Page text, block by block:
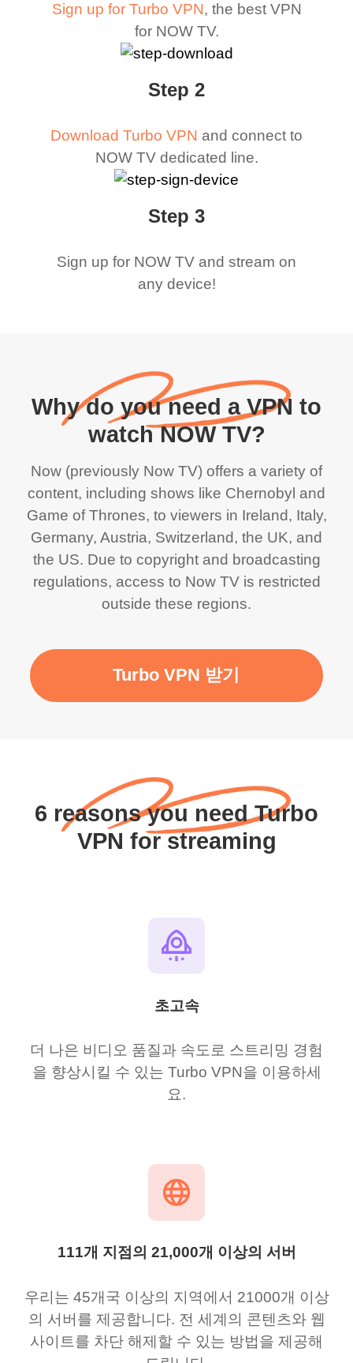
Sign up for Turbo VPN, the best VPN
for NOW TV.
Step 2
Download Turbo VPN and connect to
NOW TV dedicated line.
Step 3
Sign up for NOW TV and stream on
any device!
Why do you need a VPN to
watch NOW TV?
Now (previously Now TV) offers a variety of
content, including shows like Chernobyl and
Game of Thrones, to viewers in Ireland, Italy,
Germany, Austria, Switzerland, the UK, and
the US. Due to copyright and broadcasting
regulations, access to Now TV is restricted
outside these regions.
Turbo VPN 받기
6 reasons you need Turbo
VPN for streaming
초고속
더 나은 비디오 품질과 속도로 스트리밍 경험
을 향상시킬 수 있는 Turbo VPN을 이용하세
요.
111개 지점의 21,000개 이상의 서버
우리는 45개국 이상의 지역에서 21000개 이상
의 서버를 제공합니다. 전 세계의 콘텐츠와 웹
사이트를 차단 해제할 수 있는 방법을 제공해